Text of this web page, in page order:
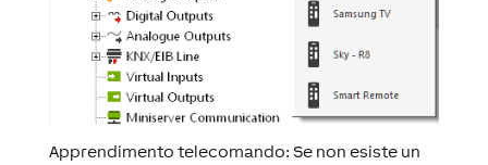
Apprendimento telecomando: Se non esiste un